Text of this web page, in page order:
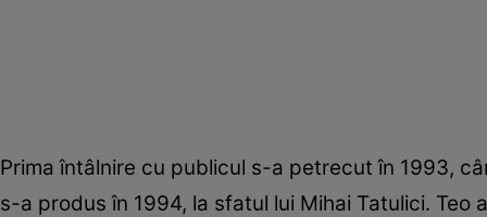
Prima întâlnire cu publicul s-a petrecut în 1993,
s-a produs în 1994, la sfatul lui Mihai Tatulici. Teo